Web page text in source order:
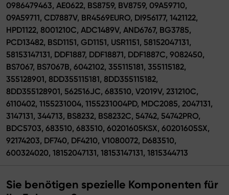
0986479463, AE0622, BS8759, BV8759, 09A59710,
09A59711, CD7887V, BR4569EURO, DI956177, 1421122,
HPD1122, 8001210C, ADC1489V, AND6767, BG3785,
PCD13482, BSD1151, GD1151, USR1151, 58152047131,
58153147131, DDF1887, DDF18871, DDF1887C, 9082450,
BS7067, BS7067B, 6042102, 355115181, 355115182,
355128901, 8DD355115181, 8DD355115182,
8DD355128901, 562516JC, 683510, V2019V, 231210C,
6110402, 1155231004, 1155231004PD, MDC2085, 2047131,
3147131, 344713, BS8232, BS8232C, 54742, 54742PRO,
BDC5703, 683510, 683510, 60201605KSX, 60201605SX,
92174203, DF740, DF4210, V1080072, D683510,
600324020, 18152047131, 18153147131, 1815344713
Sie benötigen spezielle Komponenten für